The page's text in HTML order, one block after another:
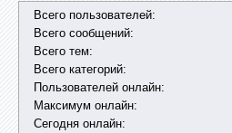
Всего пользователей:
Всего сообщений:
Всего тем:
Всего категорий:
Пользователей онлайн:
Максимум онлайн:
Сегодня онлайн: